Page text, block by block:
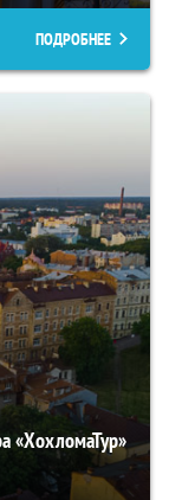
ПОДРОБНЕЕ
«ХохломаТур»